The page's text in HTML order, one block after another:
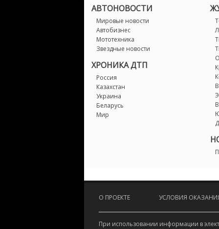
АВТОНОВОСТИ
Мировые новости
Автобизнес
Мототехника
Звездные новости
ХРОНИКА ДТП
Россия
Казахстан
Украина
Беларусь
Мир
О ПРОЕКТЕ УСЛОВИЯ
При использовании информации в